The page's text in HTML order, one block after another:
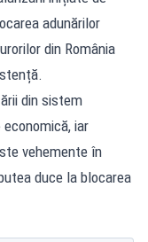
adunărilor
din România
din sistem
iar
vehemente în
duce la blocarea